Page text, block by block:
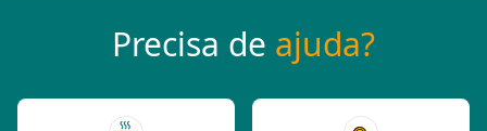
Precisa de ajuda?